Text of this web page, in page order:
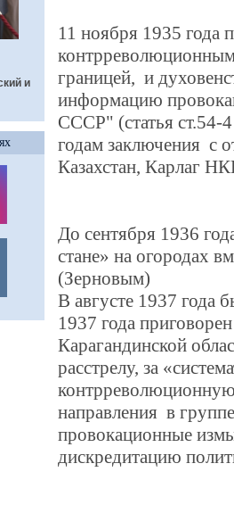
и
11 ноября 1935 года
границей, и
информацию
СССР" (статья
годам заключения с
Казахстан, Карлаг
До сентября 1936
стане» на огородах
(Зерновым)
В августе 1937 года
1937 года
Карагандинской
расстрелу, за
направления в
провокационные
дискредитацию